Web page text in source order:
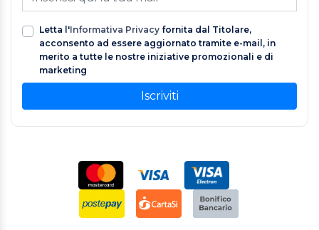
Letta l'Informativa Privacy fornita dal Titolare,
acconsento ad essere aggiornato tramite e-mail, in
merito a tutte le nostre iniziative promozionali e di
marketing
Iscriviti